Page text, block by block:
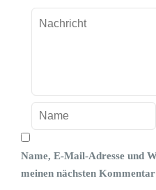
Name, E-Mail-Adresse und
meinen nächsten